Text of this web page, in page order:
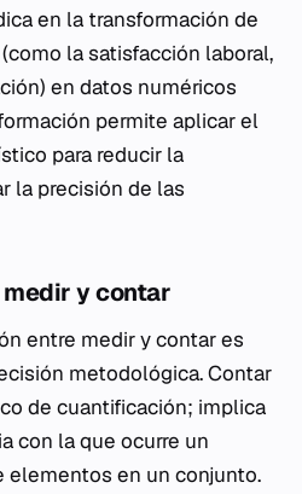
en la transformación de
la satisfacción laboral,
en datos numéricos
permite aplicar el
para reducir la
la precisión de las
y contar
entre medir y contar es
metodológica. Contar
de cuantificación; implica
con la que ocurre un
elementos en un conjunto.